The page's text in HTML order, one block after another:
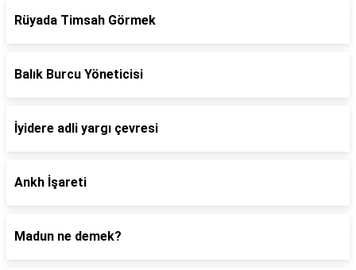
Rüyada Timsah Görmek
Balık Burcu Yöneticisi
İyidere adli yargı çevresi
Ankh İşareti
Madun ne demek?